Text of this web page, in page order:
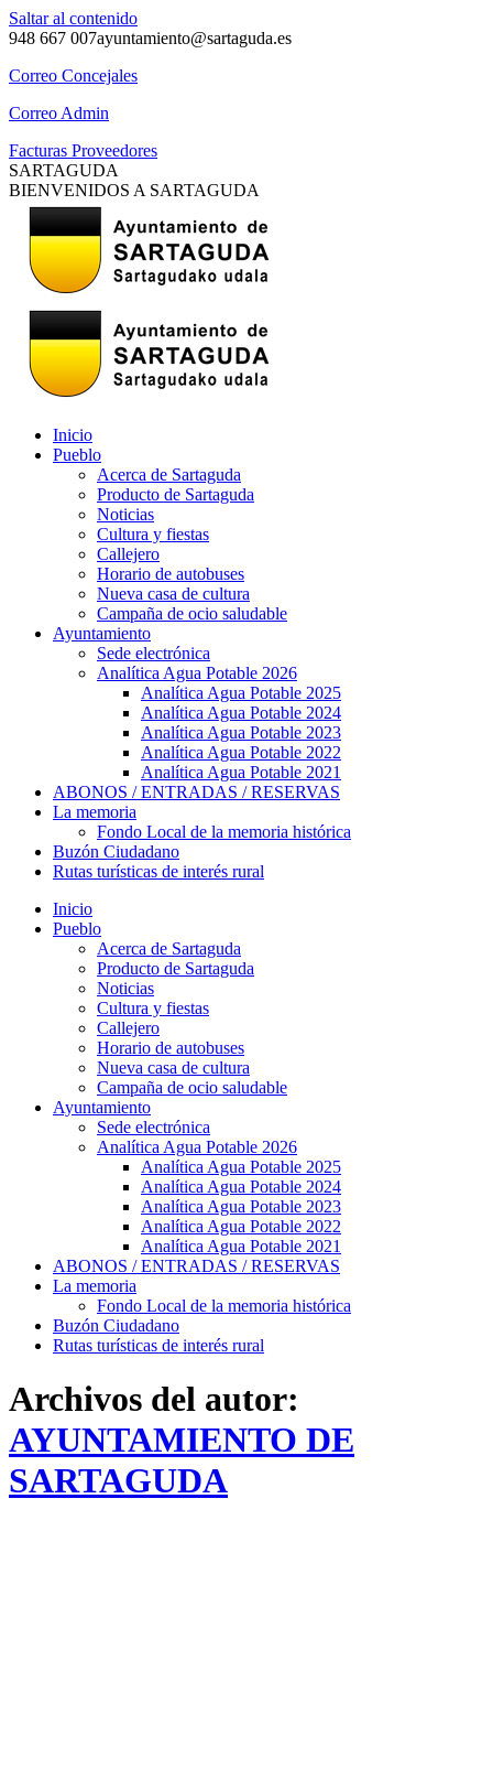
Saltar al contenido
948 667 007ayuntamiento@sartaguda.es
Correo Concejales
Correo Admin
Facturas Proveedores
SARTAGUDA
BIENVENIDOS A SARTAGUDA
Inicio
Pueblo
Acerca de Sartaguda
Producto de Sartaguda
Noticias
Cultura y fiestas
Callejero
Horario de autobuses
Nueva casa de cultura
Campaña de ocio saludable
Ayuntamiento
Sede electrónica
Analítica Agua Potable 2026
Analítica Agua Potable 2025
Analítica Agua Potable 2024
Analítica Agua Potable 2023
Analítica Agua Potable 2022
Analítica Agua Potable 2021
ABONOS / ENTRADAS / RESERVAS
La memoria
Fondo Local de la memoria histórica
Buzón Ciudadano
Rutas turísticas de interés rural
Inicio
Pueblo
Acerca de Sartaguda
Producto de Sartaguda
Noticias
Cultura y fiestas
Callejero
Horario de autobuses
Nueva casa de cultura
Campaña de ocio saludable
Ayuntamiento
Sede electrónica
Analítica Agua Potable 2026
Analítica Agua Potable 2025
Analítica Agua Potable 2024
Analítica Agua Potable 2023
Analítica Agua Potable 2022
Analítica Agua Potable 2021
ABONOS / ENTRADAS / RESERVAS
La memoria
Fondo Local de la memoria histórica
Buzón Ciudadano
Rutas turísticas de interés rural
Archivos del autor:
AYUNTAMIENTO DE
SARTAGUDA